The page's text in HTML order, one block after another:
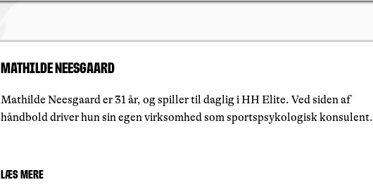
Mathilde Neesgaard
Mathilde Neesgaard er 31 år, og spiller til daglig i HH Elite. Ved siden af
håndbold driver hun sin egen virksomhed som sportspsykologisk konsulent.
Læs mere